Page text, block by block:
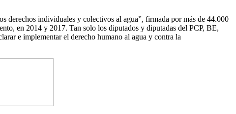
derechos individuales y colectivos al agua”, firmada por más de 44.000
en 2014 y 2017. Tan solo los diputados y diputadas del PCP, BE,
e implementar el derecho humano al agua y contra la